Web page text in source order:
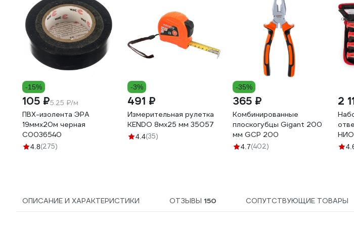
-15%
105 ₽5.25 ₽/м
ПВХ-изолента ЭРА
19ммх20м черная
C0036540
4.8(275)
-3%
491 ₽
Измерительная рулетка
KENDO 8мх25 мм 35057
4.4(35)
-35%
365 ₽
Комбинированные
плоскогубцы Gigant 200
мм GCP 200
4.7(402)
2
ОПИСАНИЕ И ХАРАКТЕРИСТИКИ ОТЗЫВЫ 150 СОПУТСТВУЮЩИЕ ТОВАРЫ